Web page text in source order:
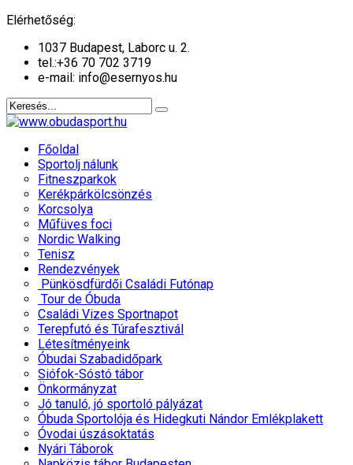
Elérhetőség:
1037 Budapest, Laborc u. 2.
tel.:+36 70 702 3719
e-mail: info@esernyos.hu
Főoldal
Sportolj nálunk
Fitneszparkok
Kerékpárkölcsönzés
Korcsolya
Műfüves foci
Nordic Walking
Tenisz
Rendezvények
Pünkösdfürdői Családi Futónap
Tour de Óbuda
Családi Vizes Sportnapot
Terepfutó és Túrafesztivál
Létesítményeink
Óbudai Szabadidőpark
Siófok-Sóstó tábor
Önkormányzat
Jó tanuló, jó sportoló pályázat
Óbuda Sportolója és Hidegkuti Nándor Emlékplakett
Óvodai úszásoktatás
Nyári Táborok
év
hónap
év
hónap